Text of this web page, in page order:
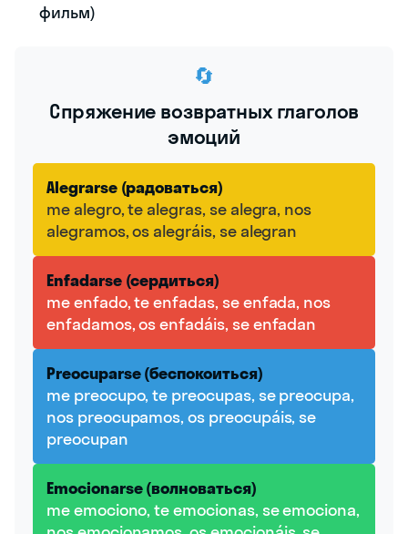
фильм)
🔄
Спряжение возвратных глаголов
эмоций
Alegrarse (радоваться)
me alegro, te alegras, se alegra, nos
alegramos, os alegráis, se alegran
Enfadarse (сердиться)
me enfado, te enfadas, se enfada, nos
enfadamos, os enfadáis, se enfadan
Preocuparse (беспокоиться)
me preocupo, te preocupas, se preocupa,
nos preocupamos, os preocupáis, se
preocupan
Emocionarse (волноваться)
me emociono, te emocionas, se emociona,